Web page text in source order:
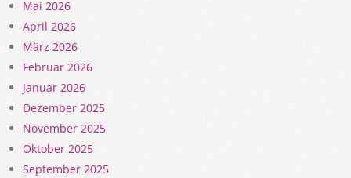
Mai 2026
April 2026
März 2026
Februar 2026
Januar 2026
Dezember 2025
November 2025
Oktober 2025
September 2025